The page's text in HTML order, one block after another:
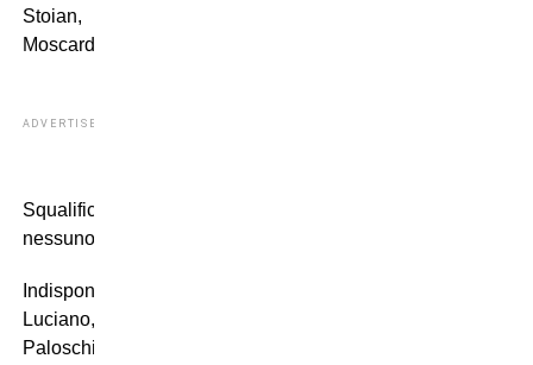
Stoian,
Moscardelli.
ADVERTISEMENT
Squalificati:
nessuno
Indisponibili:
Luciano,
Paloschi,